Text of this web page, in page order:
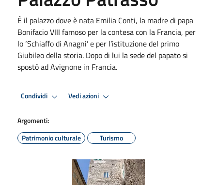
È il palazzo dove è nata Emilia Conti, la madre di papa
Bonifacio VIII famoso per la contesa con la Francia, per
lo ‘Schiaffo di Anagni’ e per l’istituzione del primo
Giubileo della storia. Dopo di lui la sede del papato si
spostò ad Avignone in Francia.
Condividi Vedi azioni
Argomenti:
Patrimonio culturale
Turismo